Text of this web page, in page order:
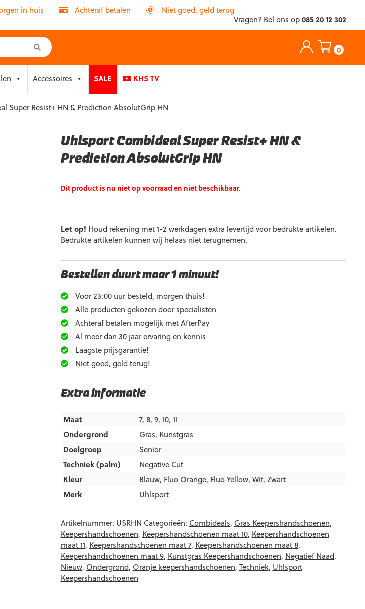
in huis Achteraf betalen
Niet goed, geld terug
Vragen? Bel ons op085 20 12 302
0
Accessoires SALE KHS TV
Super Resist+ HN & Prediction AbsolutGrip HN
Uhlsport Combideal Super Resist+ HN &
Prediction AbsolutGrip HN
Dit product is nu niet op voorraad en niet beschikbaar.
Let op! Houd rekening met 1-2 werkdagen extra levertijd voor bedrukte artikelen.
Bedrukte artikelen kunnen wij helaas niet terugnemen.
Artikelnummer: USRHN Categorieën: Combideals, Gras Keepershandschoenen,
Keepershandschoenen, Keepershandschoenen maat 10, Keepershandschoenen
maat 11, Keepershandschoenen maat 7, Keepershandschoenen maat 8,
Keepershandschoenen maat 9, Kunstgras Keepershandschoenen, Negatief Naad,
Nieuw, Ondergrond, Oranje keepershandschoenen, Techniek, Uhlsport
Keepershandschoenen
Bestellen duurt maar 1 minuut!
Voor 23:00 uur besteld, morgen thuis!
Alle producten gekozen door specialisten
Achteraf betalen mogelijk met AfterPay
Al meer dan 30 jaar ervaring en kennis
Laagste prijsgarantie!
Niet goed, geld terug!
Extra informatie
Maat
7, 8, 9, 10, 11
Ondergrond
Gras, Kunstgras
Doelgroep
Senior
Techniek (palm)
Negative Cut
Kleur
Blauw, Fluo Orange, Fluo Yellow, Wit, Zwart
Merk
Uhlsport